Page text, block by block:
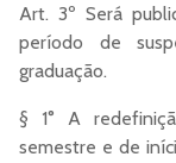
Art. 3º Será
período de
graduação.
§ 1° A
semestre e de